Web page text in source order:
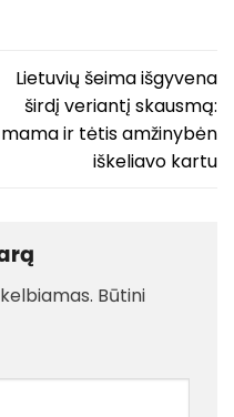
Lietuvių šeima išgyvena
širdį veriantį skausmą:
mama ir tėtis amžinybėn
iškeliavo kartu
Būtini